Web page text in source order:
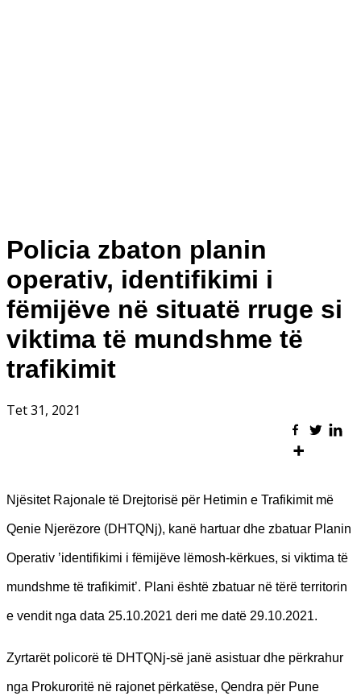
Policia zbaton planin
operativ, identifikimi i
fëmijëve në situatë rruge si
viktima të mundshme të
trafikimit
Tet 31, 2021
Njësitet Rajonale të Drejtorisë për Hetimin e Trafikimit më
Qenie Njerëzore (DHTQNj), kanë hartuar dhe zbatuar Planin
Operativ ’identifikimi i fëmijëve lëmosh-kërkues, si viktima të
mundshme të trafikimit’. Plani është zbatuar në tërë territorin
e vendit nga data 25.10.2021 deri me datë 29.10.2021.
Zyrtarët policorë të DHTQNj-së janë asistuar dhe përkrahur
nga Prokuroritë në rajonet përkatëse, Qendra për Pune